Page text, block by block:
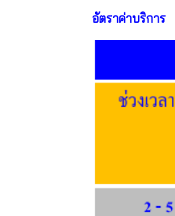
อัตราค่าบริการ